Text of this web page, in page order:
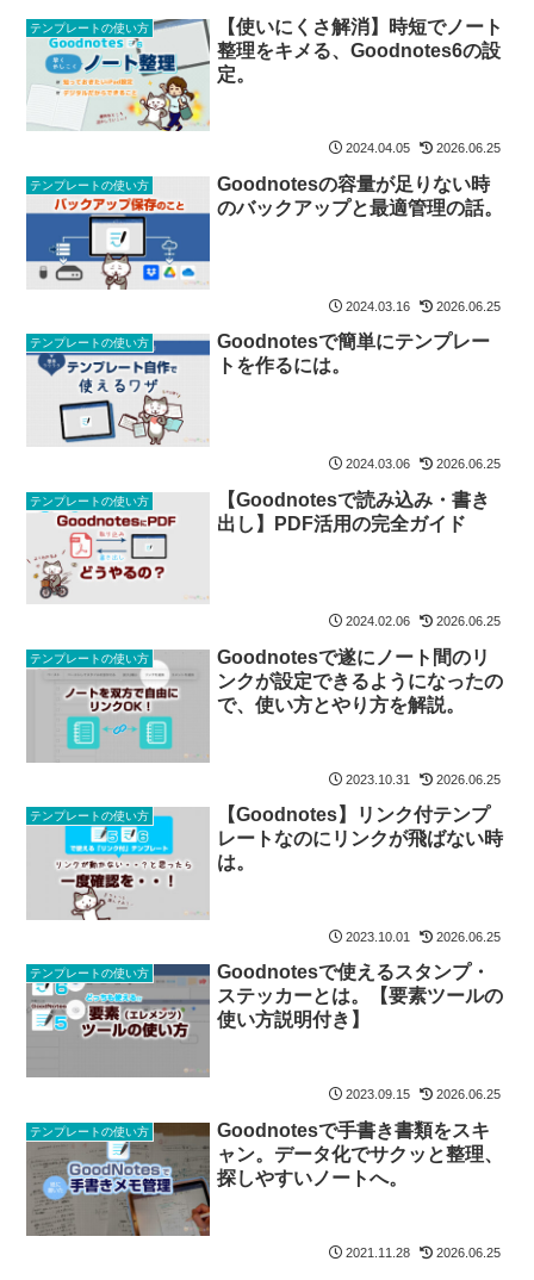
テンプレートの使い方
【使いにくさ解消】時短でノート
整理をキメる、Goodnotes6の設
定。
2024.04.05 2026.06.25
テンプレートの使い方
Goodnotesの容量が足りない時
のバックアップと最適管理の話。
2024.03.16 2026.06.25
テンプレートの使い方
Goodnotesで簡単にテンプレー
トを作るには。
2024.03.06 2026.06.25
テンプレートの使い方
【Goodnotesで読み込み・書き
出し】PDF活用の完全ガイド
2024.02.06 2026.06.25
テンプレートの使い方
Goodnotesで遂にノート間のリ
ンクが設定できるようになったの
で、使い方とやり方を解説。
2023.10.31 2026.06.25
テンプレートの使い方
【Goodnotes】リンク付テンプ
レートなのにリンクが飛ばない時
は。
2023.10.01 2026.06.25
テンプレートの使い方
Goodnotesで使えるスタンプ・
ステッカーとは。【要素ツールの
使い方説明付き】
2023.09.15 2026.06.25
テンプレートの使い方
Goodnotesで手書き書類をスキ
ャン。データ化でサクッと整理、
探しやすいノートへ。
2021.11.28 2026.06.25